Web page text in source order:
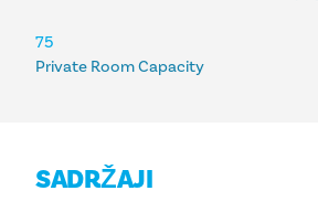
Private Room Capacity
75
SADRŽAJI